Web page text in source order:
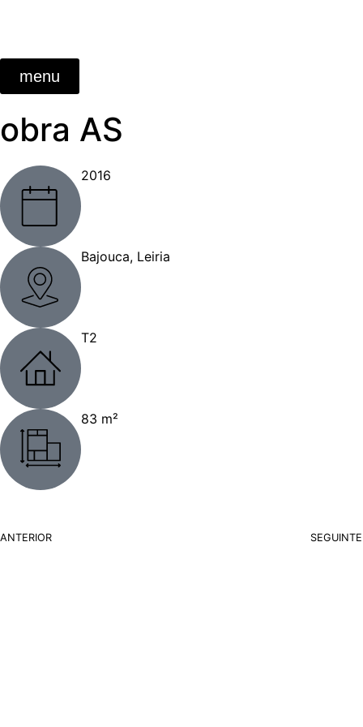
menu
obra AS
2016
Bajouca, Leiria
T2
83 m²
ANTERIOR SEGUINTE